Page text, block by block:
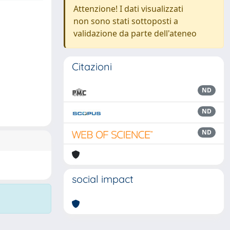
Attenzione! I dati visualizzati
non sono stati sottoposti a
validazione da parte dell'ateneo
Citazioni
ND
ND
ND
social impact